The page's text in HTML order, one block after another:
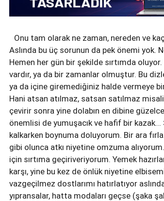
Onu tam olarak ne zaman, nereden ve
Aslında bu üç sorunun da pek önemi yok.
Hemen her gün bir şekilde sırtımda
vardır, ya da bir zamanlar olmuştur. Bu
ya da içine giremediğiniz halde vermeye
Hani atsan atılmaz, satsan satılmaz
çevirir sonra yine dolabın en dibine
önemlisi de yumuşacık ve hafif bir
kalkarken boynuma doluyorum. Bir ara
gibi olunca atkı niyetine omzuma
için sırtıma geçiriveriyorum. Yemek
karşı, yine bu kez de önlük niyetine
vazgeçilmez dostlarımı hatırlatıyor
yıpransalar, hatta modaları geçse (şaka